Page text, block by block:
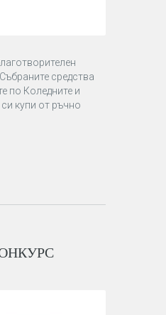
средства
по Коледните и
купи от ръчно